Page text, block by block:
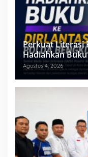
Perkuat Literasi
Hadiahkan
Agustus 4, 2026